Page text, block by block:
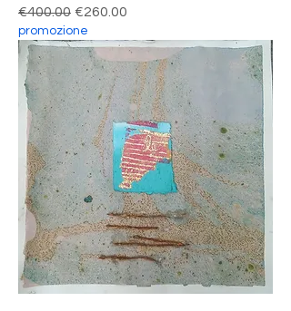
Regular Price
€400.00 Sale Price
€260.00
promozione